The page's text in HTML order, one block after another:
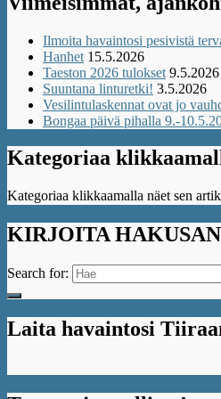
Ilmoita havaintosi pesivistä
Hanhet 15.5.2026
Taeston 2026 tulokset 9.5.2026
Suuntana linturetki! 3.5.2026
Vesilintulaskennat ovat jo
Bongaa päivä pihalla 9.-
Kategoriaa
Kategoriaa klikkaamalla näet sen
KIRJOITA
Search for:
Laita havaintosi